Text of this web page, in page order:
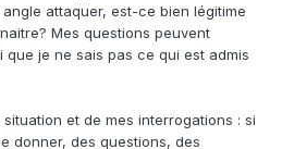
attaquer, est-ce bien légitime
Mes questions peuvent
je ne sais pas ce qui est admis
et de mes interrogations : si
donner, des questions, des